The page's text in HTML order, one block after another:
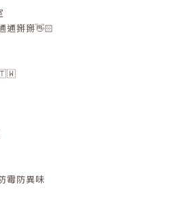
通掰掰👋🏻
🇹🇼
霉防異味